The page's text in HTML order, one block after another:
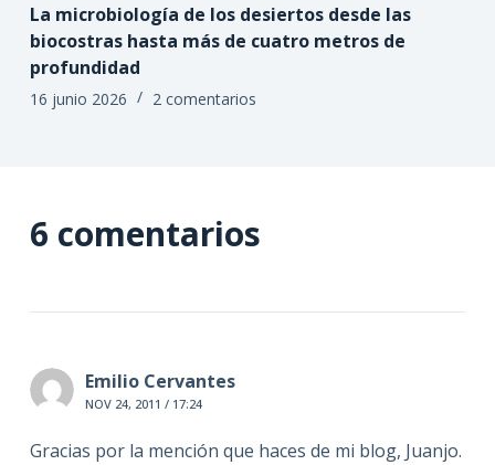
La microbiología de los desiertos desde las
biocostras hasta más de cuatro metros de
profundidad
16 junio 2026 2 comentarios
6 comentarios
Emilio Cervantes
NOV 24, 2011 / 17:24
Gracias por la mención que haces de mi blog, Juanjo.